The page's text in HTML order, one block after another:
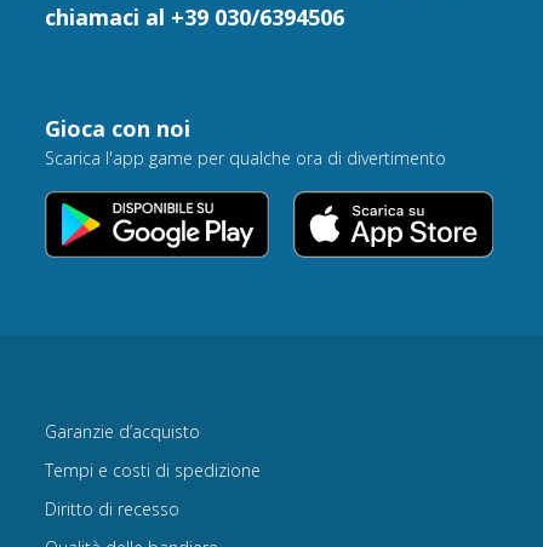
chiamaci al +39 030/6394506
Gioca con noi
Scarica l'app game per qualche ora di divertimento
Garanzie d’acquisto
Tempi e costi di spedizione
Diritto di recesso